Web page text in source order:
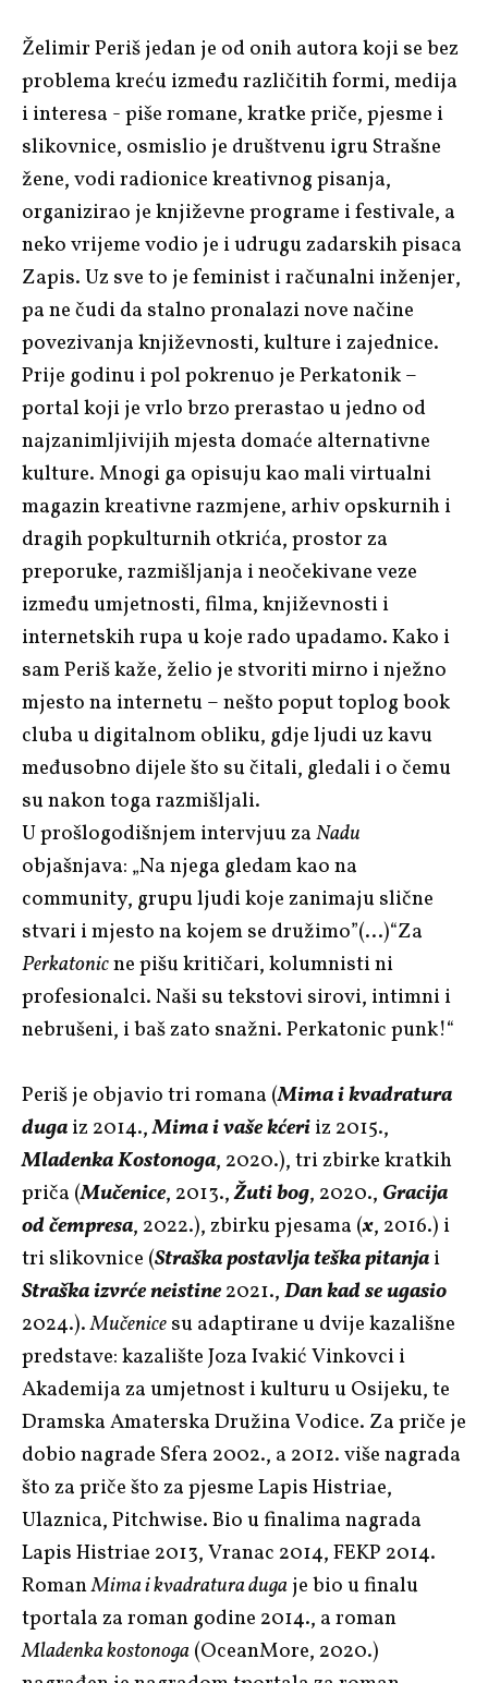
Želimir Periš jedan je od onih autora koji se bez
problema kreću između različitih formi, medija
i interesa - piše romane, kratke priče, pjesme i
slikovnice, osmislio je društvenu igru Strašne
žene, vodi radionice kreativnog pisanja,
organizirao je književne programe i festivale, a
neko vrijeme vodio je i udrugu zadarskih pisaca
Zapis. Uz sve to je feminist i računalni inženjer,
pa ne čudi da stalno pronalazi nove načine
povezivanja književnosti, kulture i zajednice.
Prije godinu i pol pokrenuo je Perkatonik –
portal koji je vrlo brzo prerastao u jedno od
najzanimljivijih mjesta domaće alternativne
kulture. Mnogi ga opisuju kao mali virtualni
magazin kreativne razmjene, arhiv opskurnih i
dragih popkulturnih otkrića, prostor za
preporuke, razmišljanja i neočekivane veze
između umjetnosti, filma, književnosti i
internetskih rupa u koje rado upadamo. Kako i
sam Periš kaže, želio je stvoriti mirno i nježno
mjesto na internetu – nešto poput toplog book
cluba u digitalnom obliku, gdje ljudi uz kavu
međusobno dijele što su čitali, gledali i o čemu
su nakon toga razmišljali.
U prošlogodišnjem intervjuu zaNadu
objašnjava: „Na njega gledam kao na
community, grupu ljudi koje zanimaju slične
stvari i mjesto na kojem se družimo”(…)“Za
Perkatonicne pišu kritičari, kolumnisti ni
profesionalci. Naši su tekstovi sirovi, intimni i
nebrušeni, i baš zato snažni. Perkatonic punk!“
Periš je objavio tri romana (Mima i kvadratura
dugaiz 2014.,Mima i vaše kćeriiz 2015.,
Mladenka Kostonoga, 2020.), tri zbirke kratkih
priča (Mučenice, 2013.,Žuti bog, 2020., Gracija
od čempresa, 2022.), zbirku pjesama (x, 2016.) i
tri slikovnice (Straška postavlja teška pitanjai
Straška izvrće neistine2021.,Dan kad se ugasio
2024.).Mučenicesu adaptirane u dvije kazališne
predstave: kazalište Joza Ivakić Vinkovci i
Akademija za umjetnost i kulturu u Osijeku, te
Dramska Amaterska Družina Vodice. Za priče je
dobio nagrade Sfera 2002., a 2012. više nagrada
što za priče što za pjesme Lapis Histriae,
Ulaznica, Pitchwise. Bio u finalima nagrada
Lapis Histriae 2013, Vranac 2014, FEKP 2014.
RomanMima i kvadratura dugaje bio u finalu
tportala za roman godine 2014., a roman
Mladenka kostonoga(OceanMore, 2020.)